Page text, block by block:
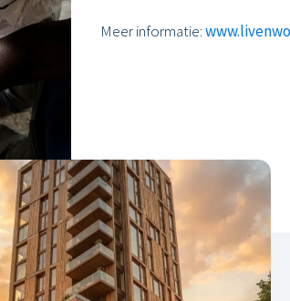
Meer informatie: